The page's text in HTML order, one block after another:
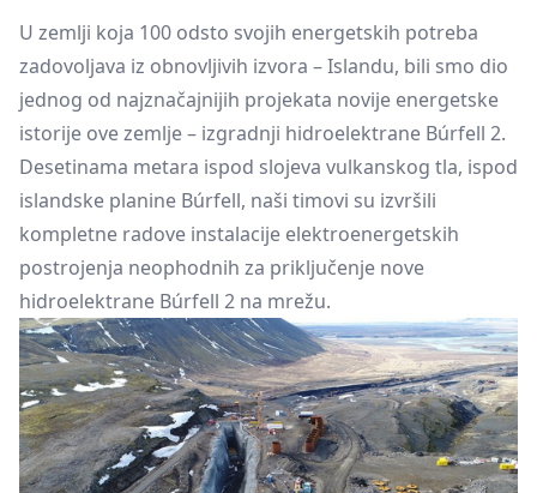
U zemlji koja 100 odsto svojih energetskih potreba
zadovoljava iz obnovljivih izvora – Islandu, bili smo dio
jednog od najznačajnijih projekata novije energetske
istorije ove zemlje – izgradnji hidroelektrane Búrfell 2.
Desetinama metara ispod slojeva vulkanskog tla, ispod
islandske planine Búrfell, naši timovi su izvršili
kompletne radove instalacije elektroenergetskih
postrojenja neophodnih za priključenje nove
hidroelektrane Búrfell 2 na mrežu.